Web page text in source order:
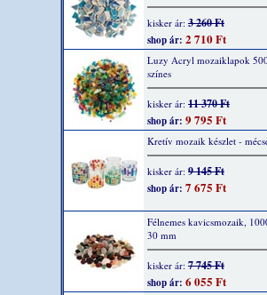
kisker ár: 3 260 Ft
shop ár: 2 710 Ft
Luzy Acryl mozaiklapok
színes
kisker ár: 11 370 Ft
shop ár: 9 795 Ft
Kretív mozaik készlet -
kisker ár: 9 145 Ft
shop ár: 7 675 Ft
Félnemes kavicsmozaik,
30 mm
kisker ár: 7 745 Ft
shop ár: 6 055 Ft